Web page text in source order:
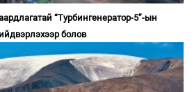
“Турбингенератор-5”-ын
болов